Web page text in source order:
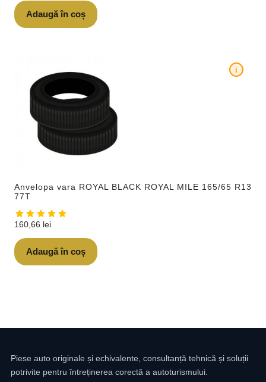
Adaugă în coș
Anvelopa vara ROYAL BLACK ROYAL MILE 165/65 R13
77T
i
160,66 lei
Adaugă în coș
Piese auto originale și echivalente, consultanță tehnică și soluții
potrivite pentru întreținerea corectă a autoturismului.